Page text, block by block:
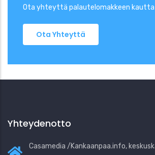
Ota yhteyttä palautelomakkeen kautta
Ota Yhteyttä
Yhteydenotto
Casamedia /Kankaanpaa.info,